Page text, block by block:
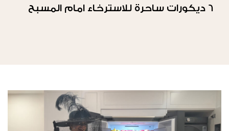
6 ديكورات ساحرة للاسترخاء امام المسبح